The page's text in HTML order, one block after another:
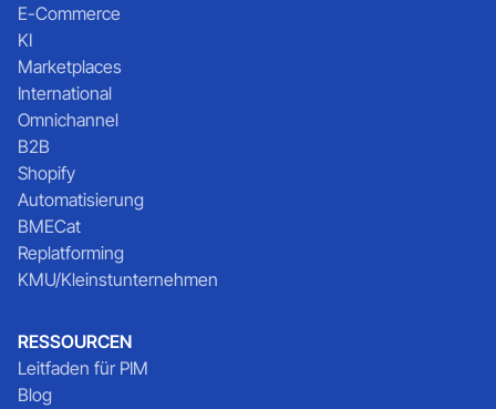
E-Commerce
KI
Marketplaces
International
Omnichannel
B2B
Shopify
Automatisierung
BMECat
Replatforming
KMU/Kleinstunternehmen
RESSOURCEN
Leitfaden für PIM
Blog